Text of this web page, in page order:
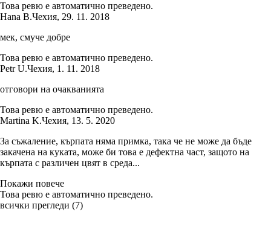
Това ревю е автоматично преведено.
Hana B.Чехия, 29. 11. 2018
мек, смуче добре
Това ревю е автоматично преведено.
Petr U.Чехия, 1. 11. 2018
отговори на очакванията
Това ревю е автоматично преведено.
Martina K.Чехия, 13. 5. 2020
За съжаление, кърпата няма примка, така че не може да бъде
закачена на куката, може би това е дефектна част, защото на
кърпата с различен цвят в среда...
Покажи повече
Това ревю е автоматично преведено.
всички прегледи (7)